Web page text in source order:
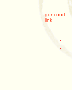
goncourt
link